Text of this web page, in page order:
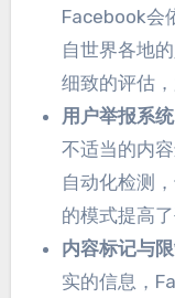
Facebook会
自世界各地
细致的评估，
用户举报系统
不适当的内
自动化检测 ，
的模式提高
内容标记与
实的信息 ，